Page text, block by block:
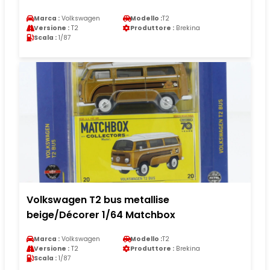
Marca : Volkswagen Modello :T2
Versione : T2 Produttore : Brekina
Scala : 1/87
Volkswagen T2 bus metallise
beige/Décorer 1/64 Matchbox
Marca : Volkswagen Modello :T2
Versione : T2 Produttore : Brekina
Scala : 1/87